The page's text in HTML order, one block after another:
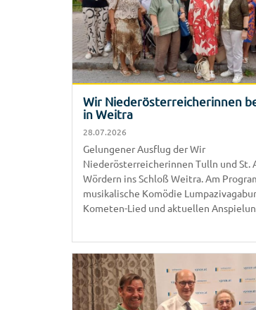
Wir Niederösterreicherinnen
in Weitra
Gelungener Ausflug der Wir
Niederösterreicherinnen Tulln und St.
Wördern ins Schloß Weitra. Am
musikalische Komödie
Kometen-Lied und aktuellen
28.07.2026